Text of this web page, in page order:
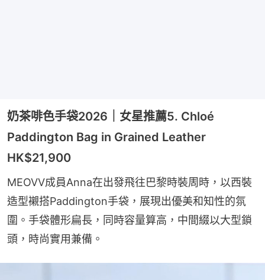
奶茶啡色手袋2026｜女星推薦5. Chloé
Paddington Bag in Grained Leather
HK$21,900
MEOVV成員Anna在出發飛往巴黎時裝周時，以西裝
造型襯搭Paddington手袋，展現出優美和知性的氛
圍。手袋體形扁長，同時容量算高，中間綴以大型鎖
頭，時尚實用兼備。